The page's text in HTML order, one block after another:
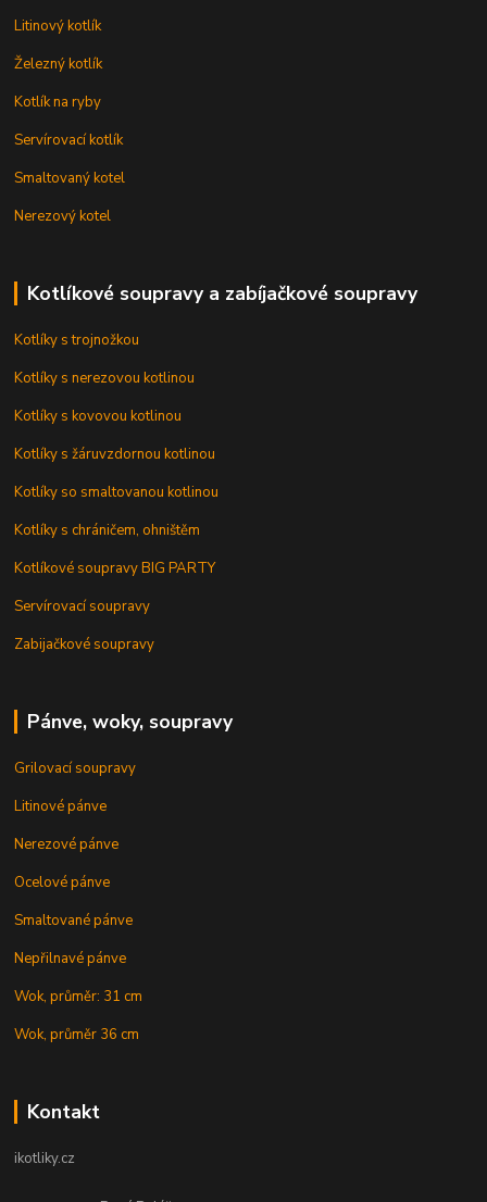
Litinový kotlík
Železný kotlík
Kotlík na ryby
Servírovací kotlík
Smaltovaný kotel
Nerezový kotel
Kotlíkové soupravy a zabíjačkové soupravy
Kotlíky s trojnožkou
Kotlíky s nerezovou kotlinou
Kotlíky s kovovou kotlinou
Kotlíky s žáruvzdornou kotlinou
Kotlíky so smaltovanou kotlinou
Kotlíky s chráničem, ohništěm
Kotlíkové soupravy BIG PARTY
Servírovací soupravy
Zabijačkové soupravy
Pánve, woky, soupravy
Grilovací soupravy
Litinové pánve
Nerezové pánve
Ocelové pánve
Smaltované pánve
Nepřilnavé pánve
Wok, průměr: 31 cm
Wok, průměr 36 cm
Kontakt
ikotliky.cz